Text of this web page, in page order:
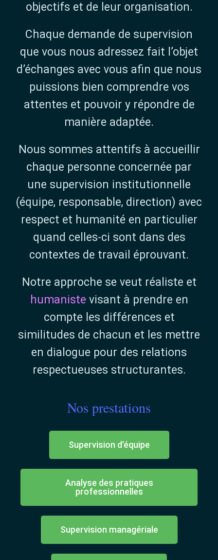
objectifs et de leur organisation.
Chaque demande de supervision
que vous nous adressez fait l’objet
d’échanges avec vous afin que nous
puissions bien comprendre vos
attentes et pouvoir y répondre de
manière adaptée.
Nous sommes attentifs à accueillir
chaque personne concernée par
une supervision institutionnelle
(équipe, responsable, direction) avec
respect et humanité en particulier
quand celles-ci sont dans des
contextes de travail éprouvant.
Notre approche se veut réaliste et
humaniste visant à prendre en
compte les différences et
similitudes de chacun et les mettre
en dialogue pour des relations
respectueuses structurantes.
Nos prestations
Supervision d'équipe
Analyse des pratiques
professionnelles
Supervision managériale